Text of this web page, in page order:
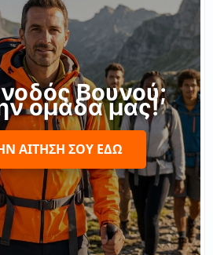
Βουνού;
ομάδα μας!
ΑΊΤΗΣΉ ΣΟΥ ΕΔΏ